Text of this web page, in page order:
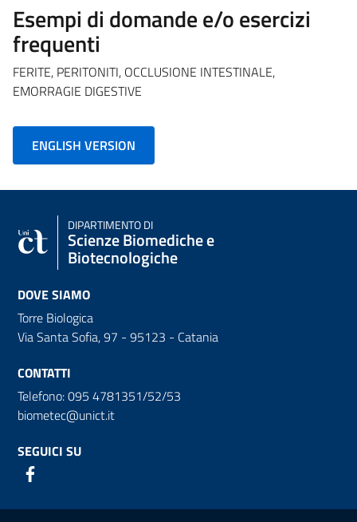
Esempi di domande e/o esercizi
frequenti
FERITE, PERITONITI, OCCLUSIONE INTESTINALE,
EMORRAGIE DIGESTIVE
ENGLISH VERSION
DIPARTIMENTO DI
Scienze Biomediche e
Biotecnologiche
DOVE SIAMO
Torre Biologica
Via Santa Sofia, 97 - 95123 - Catania
CONTATTI
Telefono: 095 4781351/52/53
biometec@unict.it
SEGUICI SU